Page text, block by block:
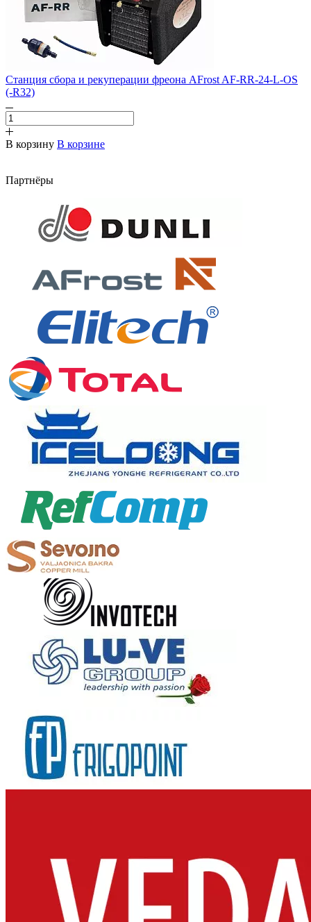
Станция сбора и рекуперации фреона AFrost AF-RR-24-L-OS
(-R32)
В корзину В корзине
Партнёры